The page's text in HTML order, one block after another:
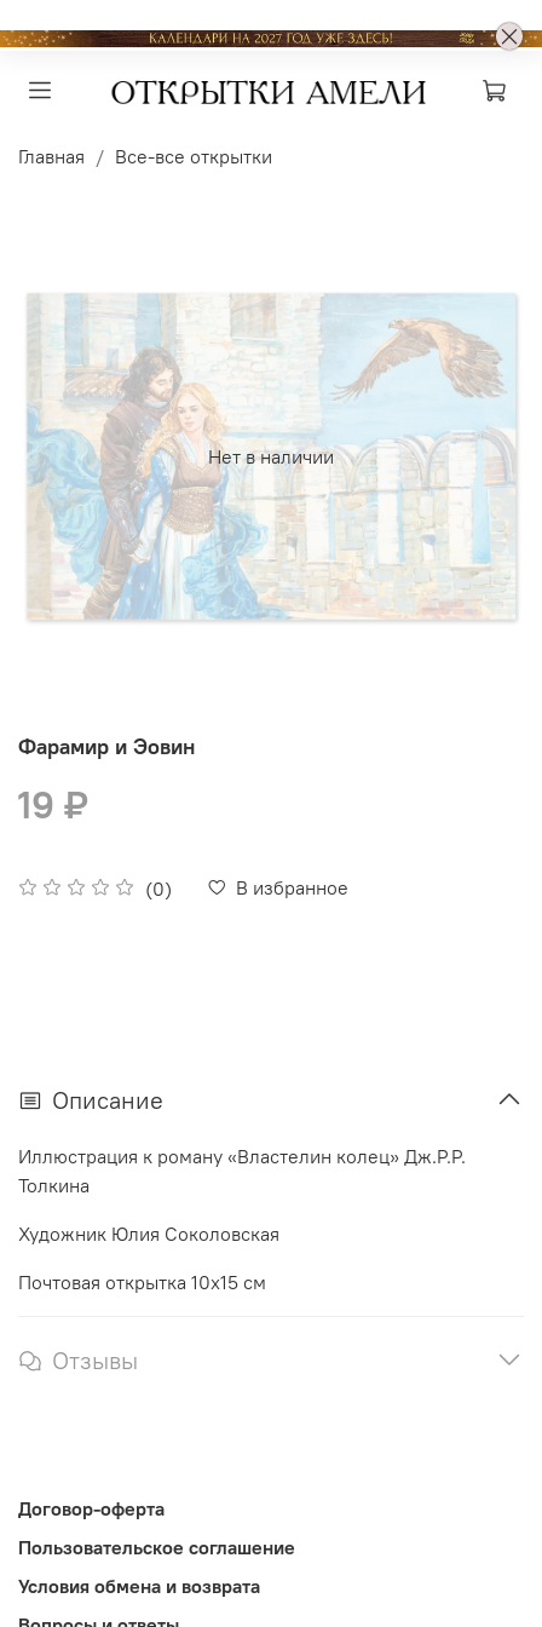
Главная Все-все открытки
Нет в наличии
Фарамир и Эовин
(0) В избранное
19 ₽
Описание
Иллюстрация к роману «Властелин колец» Дж.Р.Р.
Толкина
Художник Юлия Соколовская
Почтовая открытка 10х15 см
Отзывы
Договор-оферта
Пользовательское соглашение
Условия обмена и возврата